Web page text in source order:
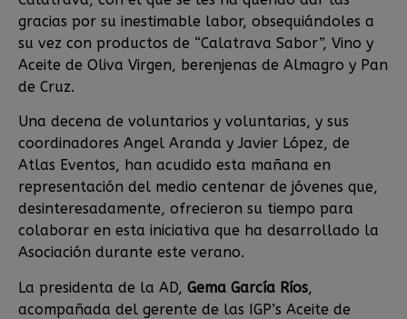
gracias por su inestimable labor, obsequiándoles a
su vez con productos de “Calatrava Sabor”, Vino y
Aceite de Oliva Virgen, berenjenas de Almagro y Pan
de Cruz.
Una decena de voluntarios y voluntarias, y sus
coordinadores Angel Aranda y Javier López, de
Atlas Eventos, han acudido esta mañana en
representación del medio centenar de jóvenes que,
desinteresadamente, ofrecieron su tiempo para
colaborar en esta iniciativa que ha desarrollado la
Asociación durante este verano.
La presidenta de la AD, Gema García Ríos,
acompañada del gerente de las IGP’s Aceite de